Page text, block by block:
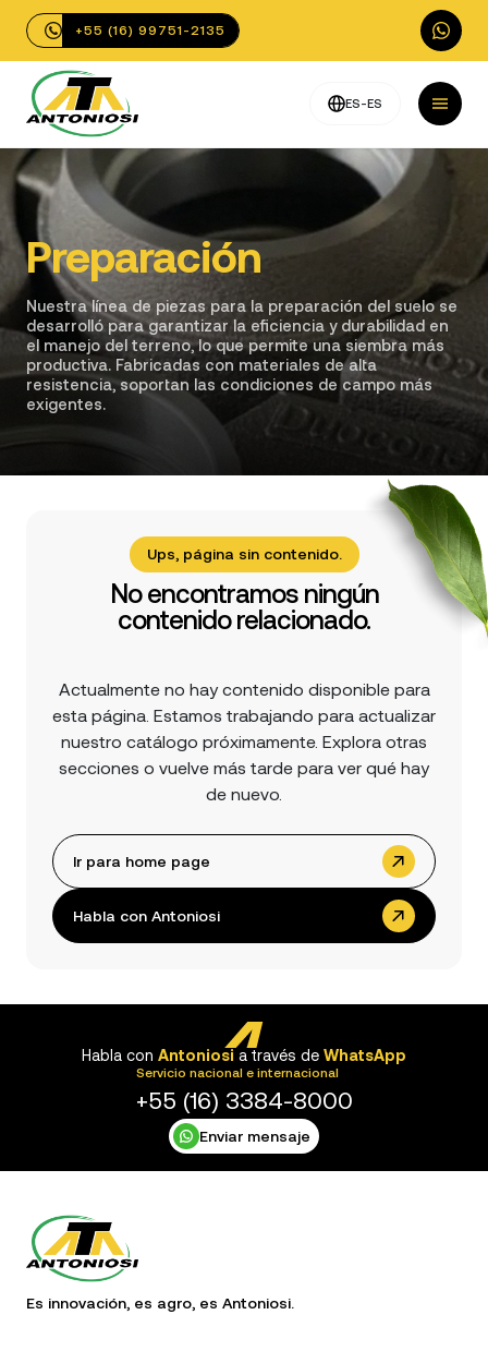
+55 (16) 99751-2135
ES-ES
Preparación
Nuestra línea de piezas para la preparación del suelo se
desarrolló para garantizar la eficiencia y durabilidad en
el manejo del terreno, lo que permite una siembra más
productiva. Fabricadas con materiales de alta
resistencia, soportan las condiciones de campo más
exigentes.
Ups, página sin contenido.
No encontramos ningún
contenido relacionado.
Actualmente no hay contenido disponible para
esta página. Estamos trabajando para actualizar
nuestro catálogo próximamente. Explora otras
secciones o vuelve más tarde para ver qué hay
de nuevo.
Ir para home page
Habla con Antoniosi
Habla con Antoniosi a través de WhatsApp
Servicio nacional e internacional
+55 (16) 3384-8000
Enviar mensaje
Es innovación, es agro, es Antoniosi.